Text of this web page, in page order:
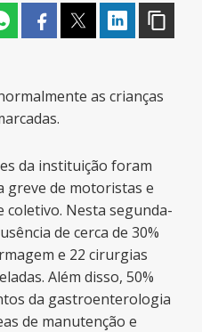
as crianças
da instituição foram
greve de motoristas e
Nesta segunda-
de cerca de 30%
e 22 cirurgias
Além disso, 50%
da gastroenterologia
de manutenção e